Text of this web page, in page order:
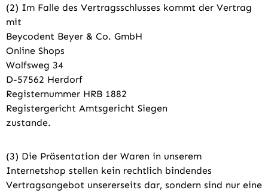
(2) Im Falle des Vertragsschlusses kommt der Vertrag
mit
Beycodent Beyer & Co. GmbH
Online Shops
Wolfsweg 34
D-57562 Herdorf
Registernummer HRB 1882
Registergericht Amtsgericht Siegen
zustande.
(3) Die Präsentation der Waren in unserem
Internetshop stellen kein rechtlich bindendes
Vertragsangebot unsererseits dar, sondern sind nur eine